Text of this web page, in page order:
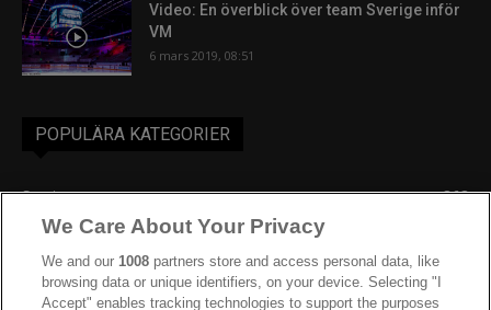
Video: En överblick över team Sverige inför
VM
6 mars 2019, 08:51
POPULÄRA KATEGORIER
Sverige
863
Ishockey-VM
IIHF
JVM
We Care About Your Privacy
We and our1008 partners store and access personal data, like
browsing data or unique identifiers, on your device. Selecting "I
Accept" enables tracking technologies to support the purposes